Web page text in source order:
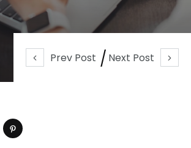
Prev Post Next Post